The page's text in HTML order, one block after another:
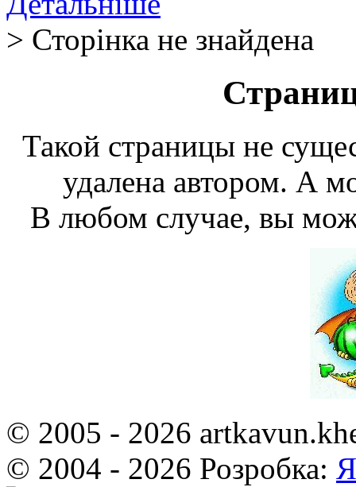
> Сторінка не знайдена
Такой страницы не
удалена автором. А
В любом случае, вы
© 2005 - 2026
© 2004 - 2026 Розробка: